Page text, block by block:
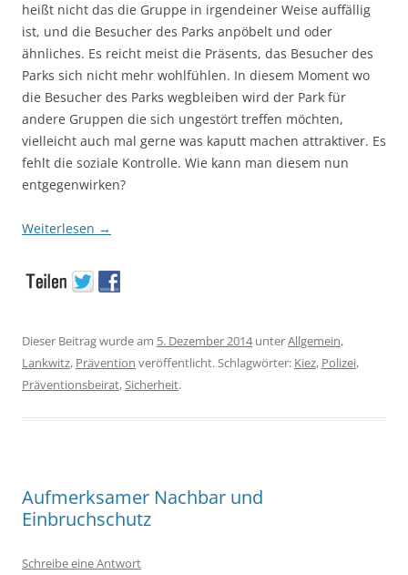
heißt nicht das die Gruppe in irgendeiner Weise auffällig
ist, und die Besucher des Parks anpöbelt und oder
ähnliches. Es reicht meist die Präsents, das Besucher des
Parks sich nicht mehr wohlfühlen. In diesem Moment wo
die Besucher des Parks wegbleiben wird der Park für
andere Gruppen die sich ungestört treffen möchten,
vielleicht auch mal gerne was kaputt machen attraktiver. Es
fehlt die soziale Kontrolle. Wie kann man diesem nun
entgegenwirken?
Weiterlesen →
Dieser Beitrag wurde am 5. Dezember 2014unterAllgemein,
Lankwitz, Prävention veröffentlicht. Schlagwörter: Kiez, Polizei,
Präventionsbeirat,Sicherheit.
Aufmerksamer Nachbar und
Einbruchschutz
Schreibe eine Antwort